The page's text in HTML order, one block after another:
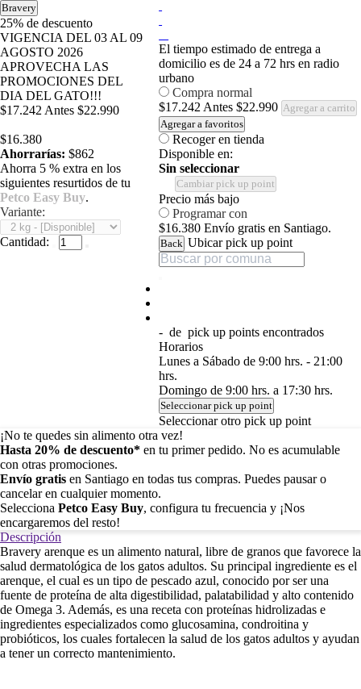
Bravery
25% de descuento
VIGENCIA DEL 03 AL 09
AGOSTO 2026
APROVECHA LAS
PROMOCIONES DEL
DIA DEL GATO!!!
$17.242 Antes $22.990
$16.380
Ahorrarías: $862
Ahorra 5 % extra en los
siguientes resurtidos de tu
Petco Easy Buy.
Variante:
Cantidad:
El tiempo estimado de entrega a
domicilio es de 24 a 72 hrs en radio
urbano
Compra normal
$17.242 Antes$22.990 Agregar a carrito
Agregar a favoritos
Recoger en tienda
Disponible en:
Sin seleccionar
Cambiar pick up point
Precio más bajo
Programar con
$16.380Envío gratis en Santiago.
Back Ubicar pick up point
- de pick up points encontrados
Horarios
Lunes a Sábado de 9:00 hrs. - 21:00
hrs.
Domingo de 9:00 hrs. a 17:30 hrs.
Seleccionar pick up point
Seleccionar otro pick up point
¡No te quedes sin alimento otra vez!
Hasta 20% de descuento* en tu primer pedido. No es acumulable
con otras promociones.
Envío gratis en Santiago en todas tus compras. Puedes pausar o
cancelar en cualquier momento.
Selecciona Petco Easy Buy, configura tu frecuencia y ¡Nos
encargaremos del resto!
Descripción
Bravery arenque es un alimento natural, libre de granos que favorece la
salud dermatológica de los gatos adultos. Su principal ingrediente es el
arenque, el cual es un tipo de pescado azul, conocido por ser una
fuente de proteína de alta digestibilidad, palatabilidad y alto contenido
de Omega 3. Además, es una receta con proteínas hidrolizadas e
ingredientes especializados como glucosamina, condroitina y
probióticos, los cuales fortalecen la salud de los gatos adultos y ayudan
a tener un correcto mantenimiento.